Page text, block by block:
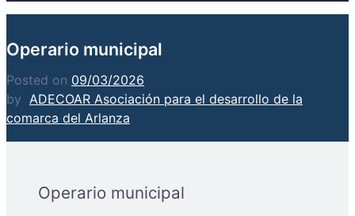
Operario municipal
Posted on 09/03/2026
by ADECOAR Asociación para el desarrollo de la
comarca del Arlanza
Operario municipal